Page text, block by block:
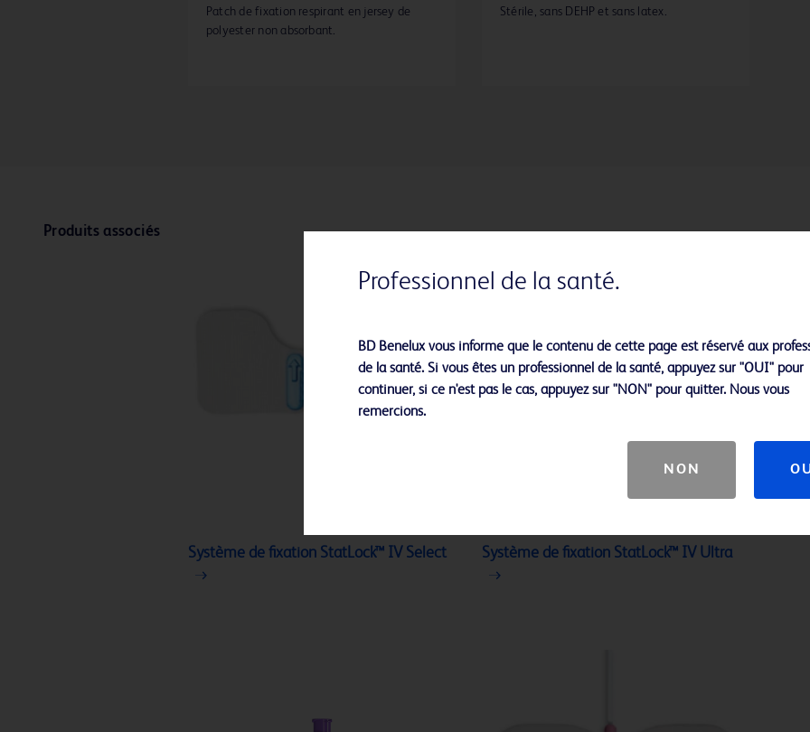
Patch de fixation respirant en jersey de
polyester non absorbant.
Stérile, sans DEHP et sans latex.
Produits associés
Système de fixation StatLock™ IV Select Système de fixation StatLock™ IV Ultra
Professionnel de la santé.
BD Benelux vous informe que le contenu de cette page est réservé aux
de la santé. Si vous êtes un professionnel de la santé, appuyez sur "OUI" pour
continuer, si ce n'est pas le cas, appuyez sur "NON" pour quitter. Nous vous
remercions.
NON